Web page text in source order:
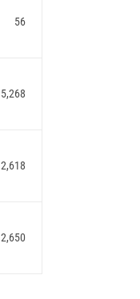
56
5,268
2,618
2,650